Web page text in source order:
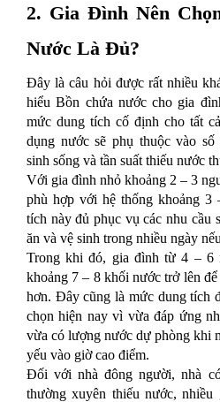
2. Gia Đình Nên
Nước Là Đủ?
Đây là câu hỏi được rất nhiều
hiểu Bồn chứa nước cho gia
mức dung tích cố định cho tất
dụng nước sẽ phụ thuộc vào
sinh sống và tần suất thiếu nước
Với gia đình nhỏ khoảng 2 – 3
phù hợp với hệ thống khoảng
tích này đủ phục vụ các nhu cầu
ăn và vệ sinh trong nhiều ngày
Trong khi đó, gia đình từ 4 – 6
khoảng 7 – 8 khối nước trở lên
hơn. Đây cũng là mức dung tích
chọn hiện nay vì vừa đáp ứng
vừa có lượng nước dự phòng khi
yếu vào giờ cao điểm.
Đối với nhà đông người, nhà
thường xuyên thiếu nước, nhiều